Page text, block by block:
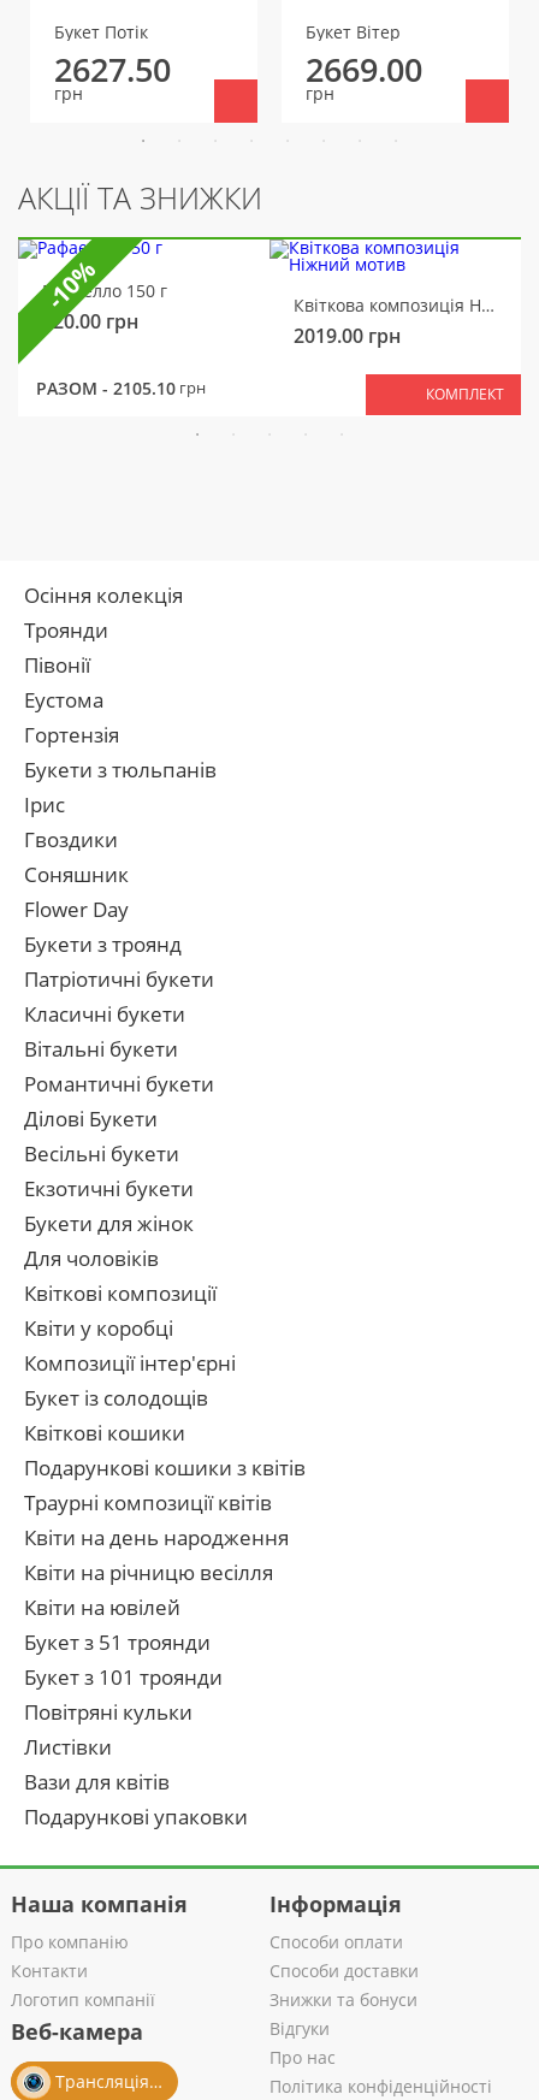
Букет Потік
2627.50
грн
Букет Вітер
2669.00
грн
АКЦІЇ ТА ЗНИЖКИ
Рафаелло 150 г
320.00 грн
Квіткова композиція Ніжний мотив
2019.00 грн
РАЗОМ - 2105.10 грн КОМПЛЕКТ
-10%
Осіння колекція
Троянди
Півонії
Еустома
Гортензія
Букети з тюльпанів
Ірис
Гвоздики
Соняшник
Flower Day
Букети з троянд
Патріотичні букети
Класичні букети
Вітальні букети
Романтичні букети
Ділові Букети
Весільні букети
Екзотичні букети
Букети для жінок
Для чоловіків
Квіткові композиції
Квіти у коробці
Композиції інтер'єрні
Букет із солодощів
Квіткові кошики
Подарункові кошики з квітів
Траурні композиції квітів
Квіти на день народження
Квіти на річницю весілля
Квіти на ювілей
Букет з 51 троянди
Букет з 101 троянди
Повітряні кульки
Листівки
Вази для квітів
Подарункові упаковки
Наша компанія
Про компанію
Контакти
Логотип компанії
Веб-камера
Трансляція із салону
Інформація
Способи оплати
Способи доставки
Знижки та бонуси
Відгуки
Про нас
Політика конфіденційності